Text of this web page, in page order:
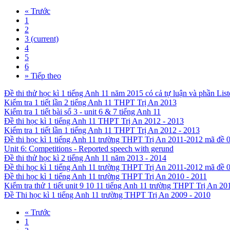
« Trước
1
2
3 (current)
4
5
6
» Tiếp theo
Đề thi thử học kì 1 tiếng Anh 11 năm 2015 có cả tự luận và phần
Kiểm tra 1 tiết lần 2 tiếng Anh 11 THPT Trị An 2013
Kiểm tra 1 tiết bài số 3 - unit 6 & 7 tiếng Anh 11
Đề thi học kì 1 tiếng Anh 11 THPT Trị An 2012 - 2013
Kiểm tra 1 tiết lần 1 tiếng Anh 11 THPT Trị An 2012 - 2013
Đề thi học kì 1 tiếng Anh 11 trường THPT Trị An 2011-2012 mã đề
Unit 6: Competitions - Reported speech with gerund
Đề thi thử học kì 2 tiếng Anh 11 năm 2013 - 2014
Đề thi học kì 1 tiếng Anh 11 trường THPT Trị An 2011-2012 mã đề
Đề thi học kì 1 tiếng Anh 11 trường THPT Trị An 2010 - 2011
Kiểm tra thử 1 tiết unit 9 10 11 tiếng Anh 11 trường THPT Trị An
Đề Thi học kì 1 tiếng Anh 11 trường THPT Trị An 2009 - 2010
« Trước
1